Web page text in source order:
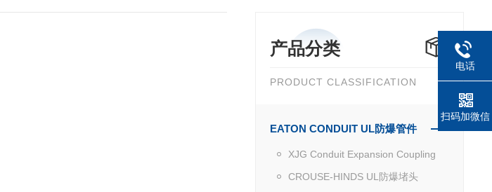
产品分类
PRODUCT CLASSIFICATION
EATON CONDUIT UL防爆管件
XJG Conduit Expansion Coupling
CROUSE-HINDS UL防爆堵头
电话
扫码加微信